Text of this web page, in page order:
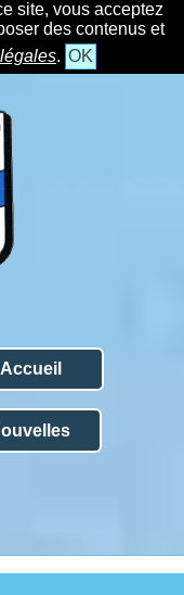
site, vous acceptez
des contenus et
. OK
Accueil